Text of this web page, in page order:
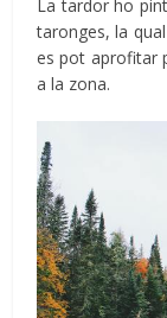
La tardor ho
taronges, la
es pot aprofitar
a la zona.